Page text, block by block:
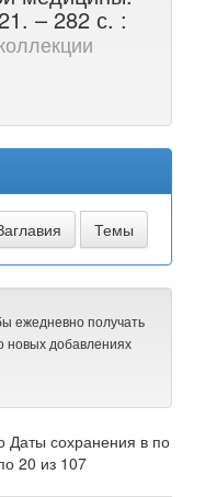
– 282 с. :
ежедневно получать
новых добавлениях
Даты сохранения в по
20 из 107